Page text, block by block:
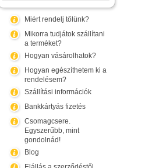
Miért rendelj tőlünk?
Mikorra tudjátok szállítani
a terméket?
Hogyan vásárolhatok?
Hogyan egészíthetem ki a
rendelésem?
Szállítási információk
Bankkártyás fizetés
Csomagcsere.
Egyszerűbb, mint
gondolnád!
Blog